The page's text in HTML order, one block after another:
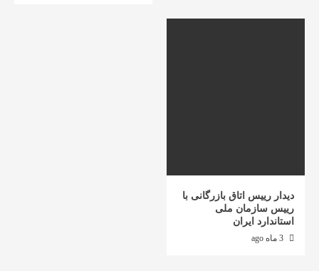
دیدار رییس اتاق بازرگانی با
رییس سازمان ملی
استاندارد ایران